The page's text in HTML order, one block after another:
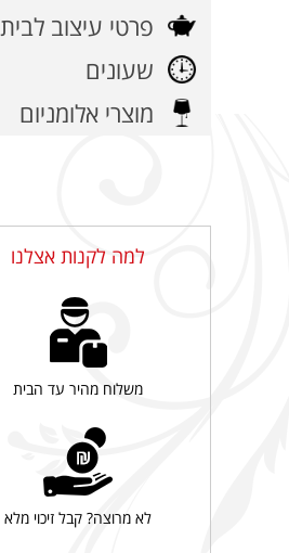
פרטי עיצוב לבית
שעונים
מוצרי אלומניום
למה לקנות אצלנו
משלוח מהיר עד הבית
לא מרוצה? קבל זיכוי מלא